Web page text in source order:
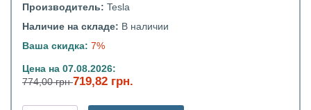
Производитель: Tesla
Наличие на складе: В наличии
Ваша скидка: 7%
Цена на 07.08.2026:
774,00 грн719,82 грн.